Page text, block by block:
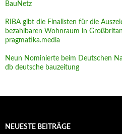
BauNetz
RIBA gibt die Finalisten für die
bezahlbaren Wohnraum in
pragmatika.media
Neun Nominierte beim Deutschen
db deutsche bauzeitung
NEUESTE BEITRÄGE